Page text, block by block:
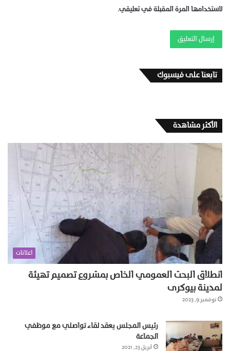
لاستخدامها المرة المقبلة في تعليقي.
تابعنا على فيسبوك
الأكثر مشاهدة
اعلانات
انطلاق البحث العمومي الخاص بمشروع تصميم تهيئة
لمدينة بيوكرى
نوفمبر 9, 2023
رئيس المجلس يعقد لقاء تواصلي مع موظفي
الجماعة
أبريل 23, 2021